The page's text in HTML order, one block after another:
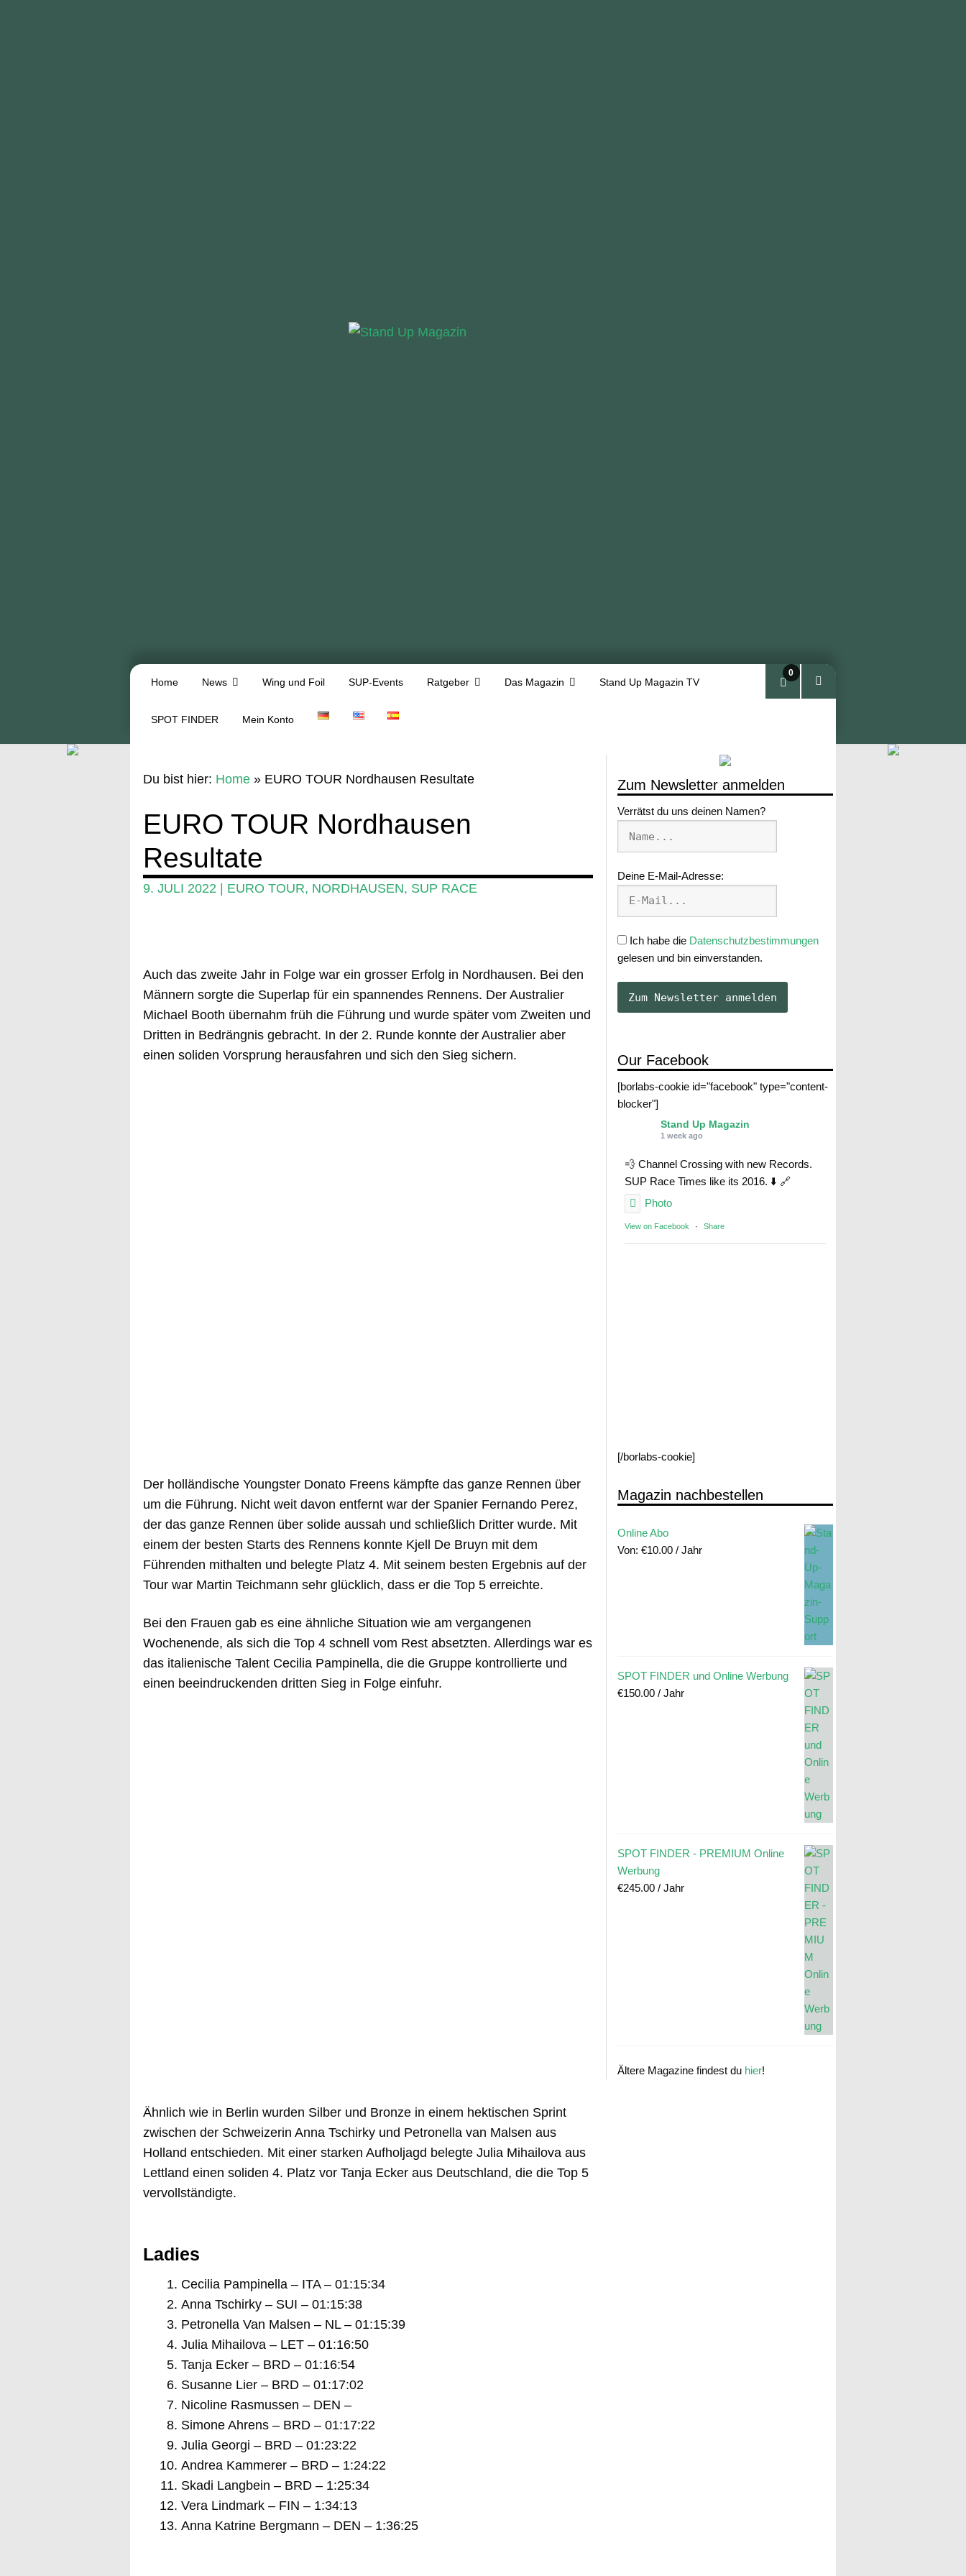
Home News Wing und Foil SUP-Events Ratgeber Das Magazin Stand Up Magazin TV
SPOT FINDER Mein Konto
0
Zum Newsletter anmelden
Verrätst du uns deinen Namen?
Deine E-Mail-Adresse:
Ich habe die Datenschutzbestimmungen
gelesen und bin einverstanden.
Our Facebook
[borlabs-cookie id="facebook" type="content-
blocker"]
Stand Up Magazin
1 week ago
💨 Channel Crossing with new Records.
SUP Race Times like its 2016. ⬇️ 🔗
Photo
View on Facebook · Share
[/borlabs-cookie]
Magazin nachbestellen
Online Abo
Von: €10.00 / Jahr
SPOT FINDER und Online Werbung
€150.00 / Jahr
SPOT FINDER - PREMIUM Online
Werbung
€245.00 / Jahr
Ältere Magazine findest du hier!
Du bist hier: Home» EURO TOUR Nordhausen Resultate
EURO TOUR Nordhausen
Resultate
9. JULI 2022 | EURO TOUR, NORDHAUSEN, SUP RACE
Auch das zweite Jahr in Folge war ein grosser Erfolg in Nordhausen. Bei den
Männern sorgte die Superlap für ein spannendes Rennens. Der Australier
Michael Booth übernahm früh die Führung und wurde später vom Zweiten und
Dritten in Bedrängnis gebracht. In der 2. Runde konnte der Australier aber
einen soliden Vorsprung herausfahren und sich den Sieg sichern.
Der holländische Youngster Donato Freens kämpfte das ganze Rennen über
um die Führung. Nicht weit davon entfernt war der Spanier Fernando Perez,
der das ganze Rennen über solide aussah und schließlich Dritter wurde. Mit
einem der besten Starts des Rennens konnte Kjell De Bruyn mit dem
Führenden mithalten und belegte Platz 4. Mit seinem besten Ergebnis auf der
Tour war Martin Teichmann sehr glücklich, dass er die Top 5 erreichte.
Bei den Frauen gab es eine ähnliche Situation wie am vergangenen
Wochenende, als sich die Top 4 schnell vom Rest absetzten. Allerdings war es
das italienische Talent Cecilia Pampinella, die die Gruppe kontrollierte und
einen beeindruckenden dritten Sieg in Folge einfuhr.
Ähnlich wie in Berlin wurden Silber und Bronze in einem hektischen Sprint
zwischen der Schweizerin Anna Tschirky und Petronella van Malsen aus
Holland entschieden. Mit einer starken Aufholjagd belegte Julia Mihailova aus
Lettland einen soliden 4. Platz vor Tanja Ecker aus Deutschland, die die Top 5
vervollständigte.
Ladies
Cecilia Pampinella – ITA – 01:15:34
Anna Tschirky – SUI – 01:15:38
Petronella Van Malsen – NL – 01:15:39
Julia Mihailova – LET – 01:16:50
Tanja Ecker – BRD – 01:16:54
Susanne Lier – BRD – 01:17:02
Nicoline Rasmussen – DEN –
Simone Ahrens – BRD – 01:17:22
Julia Georgi – BRD – 01:23:22
Andrea Kammerer – BRD – 1:24:22
Skadi Langbein – BRD – 1:25:34
Vera Lindmark – FIN – 1:34:13
Anna Katrine Bergmann – DEN – 1:36:25